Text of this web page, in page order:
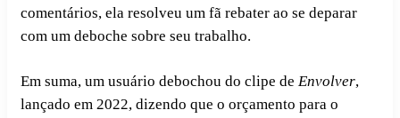
comentários, ela resolveu um fã rebater ao se deparar
com um deboche sobre seu trabalho.
Em suma, um usuário debochou do clipe de Envolver,
lançado em 2022, dizendo que o orçamento para o